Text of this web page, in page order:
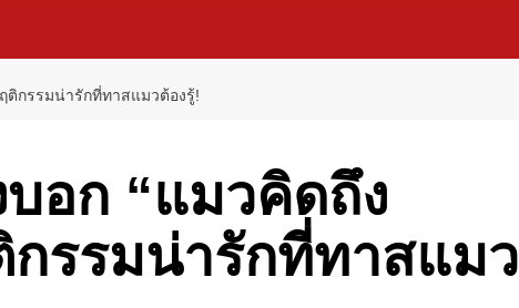
ติกรรมน่ารักที่ทาสแมวต้องรู้!
อก “แมวคิดถึง
กรรมน่ารักที่ทาสแมว